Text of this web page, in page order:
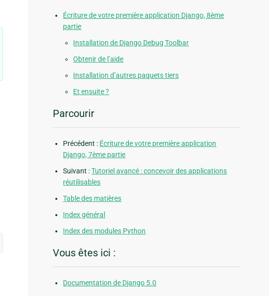
Écriture de votre première application Django, 8ème
partie
Installation de Django Debug Toolbar
Obtenir de l’aide
Installation d’autres paquets tiers
Et ensuite ?
Parcourir
Précédent : Écriture de votre première application
Django, 7ème partie
Suivant :Tutoriel avancé : concevoir des applications
réutilisables
Table des matières
Index général
Index des modules Python
Vous êtes ici :
Documentation de Django 5.0